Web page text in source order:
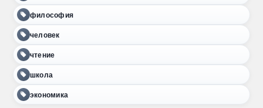
философия
человек
чтение
школа
экономика